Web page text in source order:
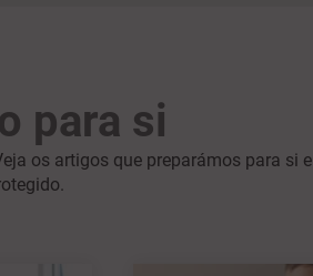
para si
os artigos que preparámos para si e